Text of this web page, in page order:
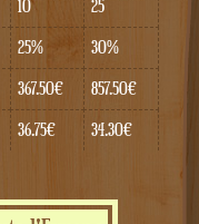
10
25
25%
30%
367.50€
857.50€
36.75€ 34.30€